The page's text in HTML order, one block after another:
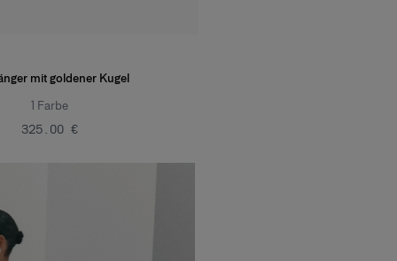
mit goldener Kugel
1 Farbe
‌325.00 €